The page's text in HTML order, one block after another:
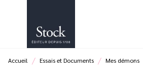
PIED DE PAGE
Accueil / Essais et Documents / Mes démons